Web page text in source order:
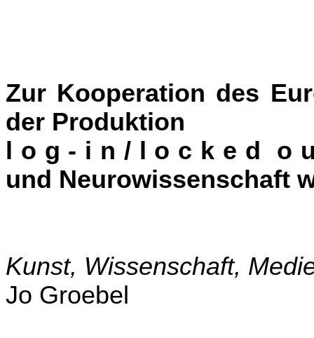
Zur Kooperation des
der Produktion
l o g - i n / l o c k e d o
und Neurowissenschaft
Kunst, Wissenschaft,
Jo Groebel